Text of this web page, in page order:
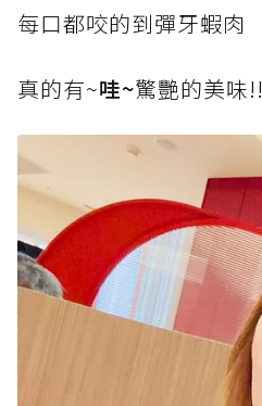
每口都咬的到彈牙蝦肉
真的有~哇~驚艷的美味!!